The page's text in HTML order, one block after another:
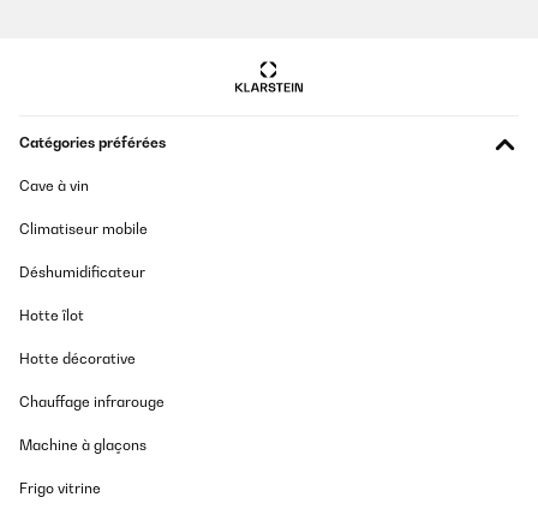
Catégories préférées
Cave à vin
Climatiseur mobile
Déshumidificateur
Hotte îlot
Hotte décorative
Chauffage infrarouge
Machine à glaçons
Frigo vitrine